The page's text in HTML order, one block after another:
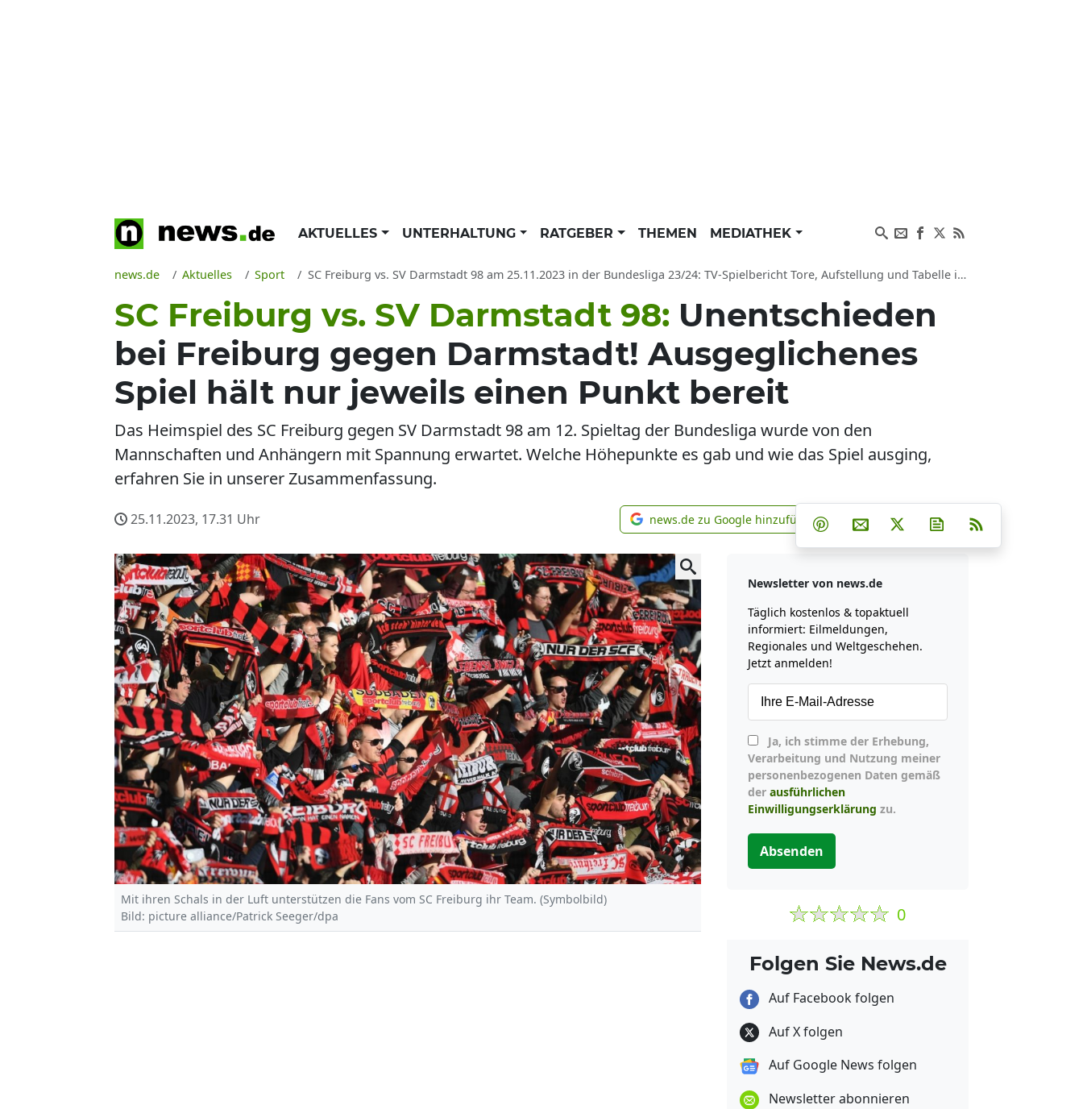
AKTUELLES UNTERHALTUNG RATGEBER THEMEN MEDIATHEK
news.de Aktuelles Sport SC Freiburg vs. SV Darmstadt 98 am 25.11.2023 in der Bundesliga 23/24: TV-Spielbericht Tore, Aufstellung und Tabelle in der Zusammenfassung
SC Freiburg vs. SV Darmstadt 98: Unentschieden
bei Freiburg gegen Darmstadt! Ausgeglichenes
Spiel hält nur jeweils einen Punkt bereit
Das Heimspiel des SC Freiburg gegen SV Darmstadt 98 am 12. Spieltag der Bundesliga wurde von den
Mannschaften und Anhängern mit Spannung erwartet. Welche Höhepunkte es gab und wie das Spiel ausging,
erfahren Sie in unserer Zusammenfassung.
25.11.2023, 17.31 Uhr news.de zu Google hinzufügen
news.de zu Google hinzufügen Teilen auf Facebook
Teilen auf Whatsapp
Teilen auf Telegram
Teilen auf Pinterest
Per E-Mail teilen
Post auf XNewsletter
Mit ihren Schals in der Luft unterstützen die Fans vom SC Freiburg ihr Team. (Symbolbild)
Bild: picture alliance/Patrick Seeger/dpa
Newsletter von news.de
Täglich kostenlos & topaktuell
informiert: Eilmeldungen,
Regionales und Weltgeschehen.
Jetzt anmelden!
Verarbeitung und Nutzung meiner
personenbezogenen Daten gemäß
der ausführlichen
Einwilligungserklärung zu.
Absenden
0
Folgen Sie News.de
Auf Facebook folgen
Auf X folgen
Auf Google News folgen
Newsletter abonnieren